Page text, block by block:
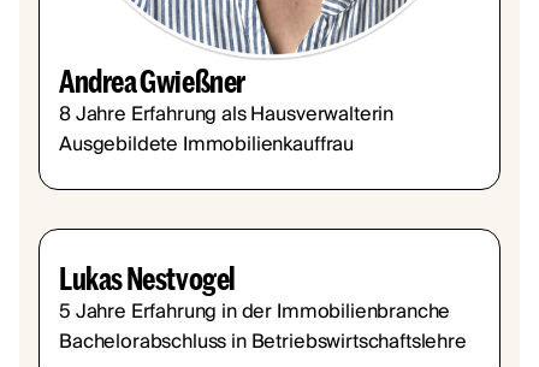
Andrea Gwießner
8 Jahre Erfahrung als Hausverwalterin
Ausgebildete Immobilienkauffrau
Lukas Nestvogel
5 Jahre Erfahrung in der Immobilienbranche
Bachelorabschluss in Betriebswirtschaftslehre